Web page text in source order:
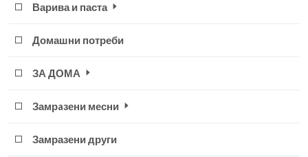
Варива и паста
Домашни потреби
ЗА ДОМА
Замрaзени месни
Замразени други